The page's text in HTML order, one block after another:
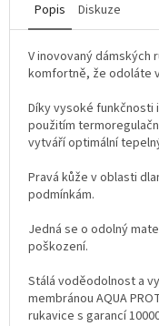
Popis Diskuze
V inovovaný dámských
komfortně, že odoláte
Díky vysoké funkčnosti
použitím
vytváří optimální
Pravá kůže v oblasti
podmínkám.
Jedná se o odolný
poškození.
Stálá voděodolnost a
membránou AQUA
rukavice s garancí